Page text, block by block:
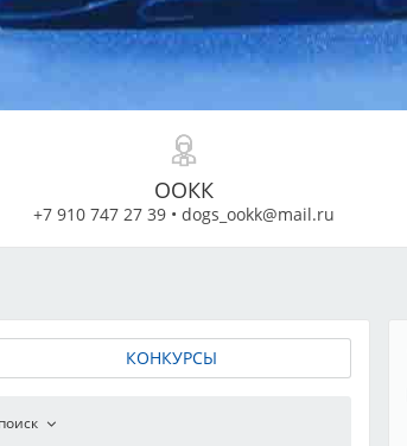
ООКК
+7 910 747 27 39• dogs_ookk@mail.ru
КОНКУРСЫ